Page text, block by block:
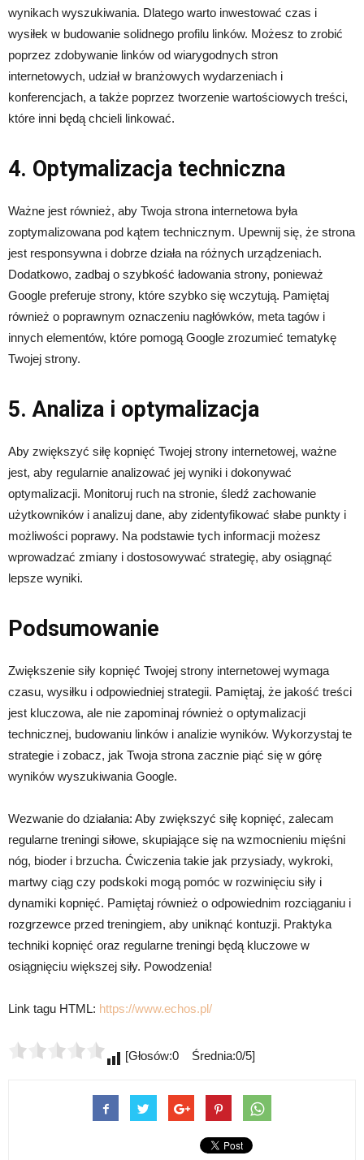
wynikach wyszukiwania. Dlatego warto inwestować czas i
wysiłek w budowanie solidnego profilu linków. Możesz to zrobić
poprzez zdobywanie linków od wiarygodnych stron
internetowych, udział w branżowych wydarzeniach i
konferencjach, a także poprzez tworzenie wartościowych treści,
które inni będą chcieli linkować.
4. Optymalizacja techniczna
Ważne jest również, aby Twoja strona internetowa była
zoptymalizowana pod kątem technicznym. Upewnij się, że strona
jest responsywna i dobrze działa na różnych urządzeniach.
Dodatkowo, zadbaj o szybkość ładowania strony, ponieważ
Google preferuje strony, które szybko się wczytują. Pamiętaj
również o poprawnym oznaczeniu nagłówków, meta tagów i
innych elementów, które pomogą Google zrozumieć tematykę
Twojej strony.
5. Analiza i optymalizacja
Aby zwiększyć siłę kopnięć Twojej strony internetowej, ważne
jest, aby regularnie analizować jej wyniki i dokonywać
optymalizacji. Monitoruj ruch na stronie, śledź zachowanie
użytkowników i analizuj dane, aby zidentyfikować słabe punkty i
możliwości poprawy. Na podstawie tych informacji możesz
wprowadzać zmiany i dostosowywać strategię, aby osiągnąć
lepsze wyniki.
Podsumowanie
Zwiększenie siły kopnięć Twojej strony internetowej wymaga
czasu, wysiłku i odpowiedniej strategii. Pamiętaj, że jakość treści
jest kluczowa, ale nie zapominaj również o optymalizacji
technicznej, budowaniu linków i analizie wyników. Wykorzystaj te
strategie i zobacz, jak Twoja strona zacznie piąć się w górę
wyników wyszukiwania Google.
Wezwanie do działania: Aby zwiększyć siłę kopnięć, zalecam
regularne treningi siłowe, skupiające się na wzmocnieniu mięśni
nóg, bioder i brzucha. Ćwiczenia takie jak przysiady, wykroki,
martwy ciąg czy podskoki mogą pomóc w rozwinięciu siły i
dynamiki kopnięć. Pamiętaj również o odpowiednim rozciąganiu i
rozgrzewce przed treningiem, aby uniknąć kontuzji. Praktyka
techniki kopnięć oraz regularne treningi będą kluczowe w
osiągnięciu większej siły. Powodzenia!
Link tagu HTML: https://www.echos.pl/
[Głosów:0 Średnia:0/5]